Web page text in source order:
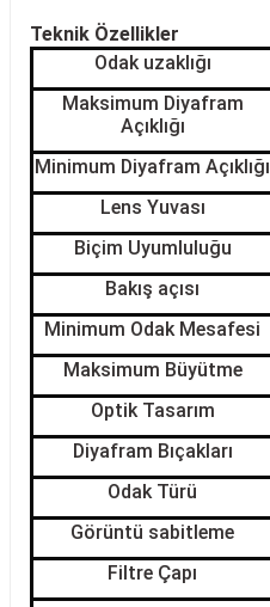
Teknik Özellikler
Odak uzaklığı
Maksimum Diyafram
Açıklığı
Minimum Diyafram Açıklığı
Lens Yuvası
Biçim Uyumluluğu
Bakış açısı
Minimum Odak Mesafesi
Maksimum Büyütme
Optik Tasarım
Diyafram Bıçakları
Odak Türü
Görüntü sabitleme
Filtre Çapı